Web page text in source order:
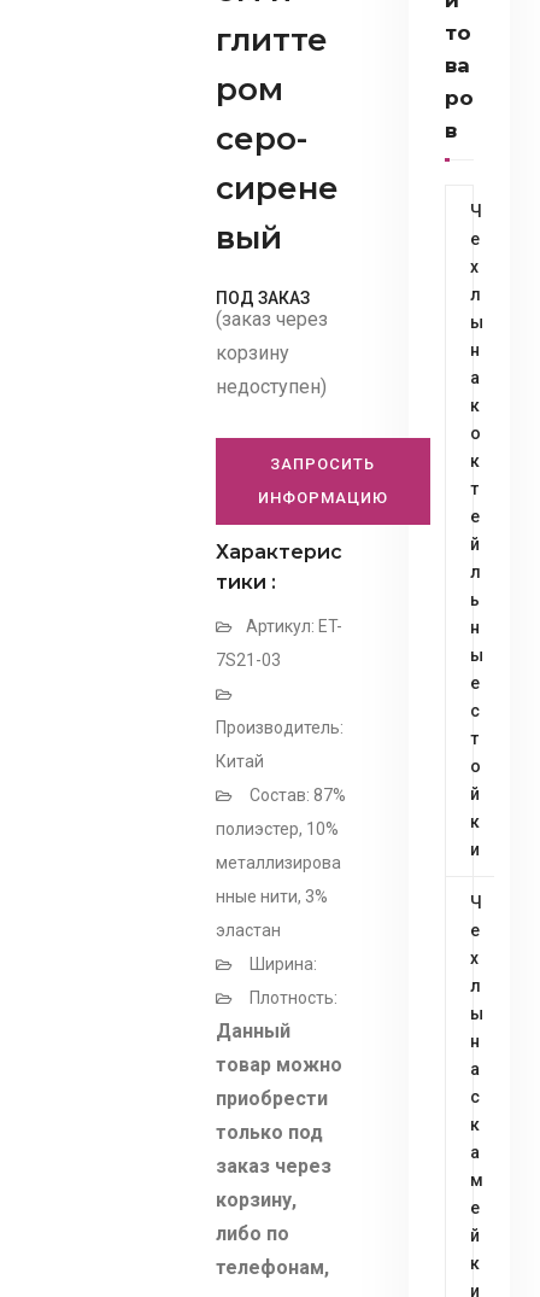
глитте
ром
серо-
сирене
вый
ПОД ЗАКАЗ
(заказ через
корзину
недоступен)
ЗАПРОСИТЬ
ИНФОРМАЦИЮ
Характерис
тики :
Артикул: ET-
7S21-03
Производитель:
Китай
Состав: 87%
полиэстер, 10%
металлизирова
нные нити, 3%
эластан
Ширина:
Плотность:
Данный
товар можно
приобрести
только под
заказ через
корзину,
либо по
телефонам,
то
ва
ро
в
Ч
е
х
л
ы
н
а
к
о
к
т
е
й
л
ь
н
ы
е
с
т
о
й
к
и
Ч
е
х
л
ы
н
а
с
к
а
м
е
й
к
и